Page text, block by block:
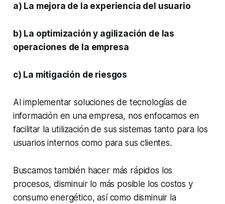
a) La mejora de la experiencia del usuario
b) La optimización y agilización de las
operaciones de la empresa
c) La mitigación de riesgos
Al implementar soluciones de tecnologías de
información en una empresa, nos enfocamos en
facilitar la utilización de sus sistemas tanto para los
usuarios internos como para sus clientes.
Buscamos también hacer más rápidos los
procesos, disminuir lo más posible los costos y
consumo energético, así como disminuir la